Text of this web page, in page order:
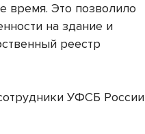
время. Это позволило
на здание и
реестр
УФСБ России